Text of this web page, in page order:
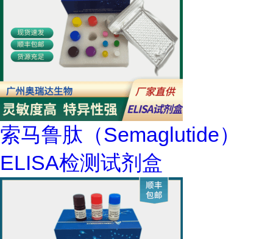
索马鲁肽（Semaglutide）
ELISA检测试剂盒